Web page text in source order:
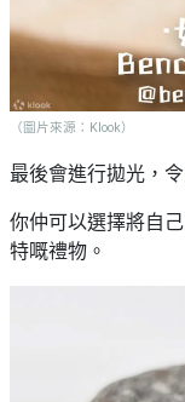
（圖片來源：Klook）
最後會進行拋光，
你仲可以選擇將自
特嘅禮物。